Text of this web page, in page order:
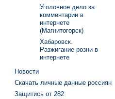
Уголовное дело за
комментарии в
интернете
(Магнитогорск)
Хабаровск.
Разжигание розни в
интернете
Новости
Скачать личные данные россиян
Защитись от 282